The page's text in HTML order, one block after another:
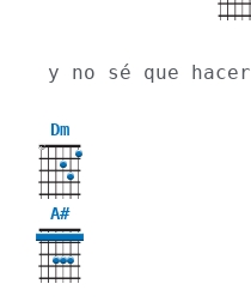
y no sé que hacer
Dm
X
A#